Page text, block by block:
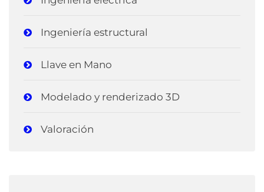
Ingeniería estructural
Llave en Mano
Modelado y renderizado 3D
Valoración